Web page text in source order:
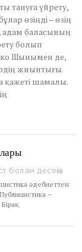
тануға үйрету,
өзіңді – өзің
адам баласының
болып
Шынымен де,
жиынтығы.
шамалы.
болам десеңіз
әдебиеттен
–